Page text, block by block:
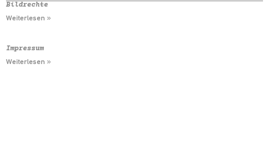
Bildrechte
Weiterlesen »
Impressum
Weiterlesen »